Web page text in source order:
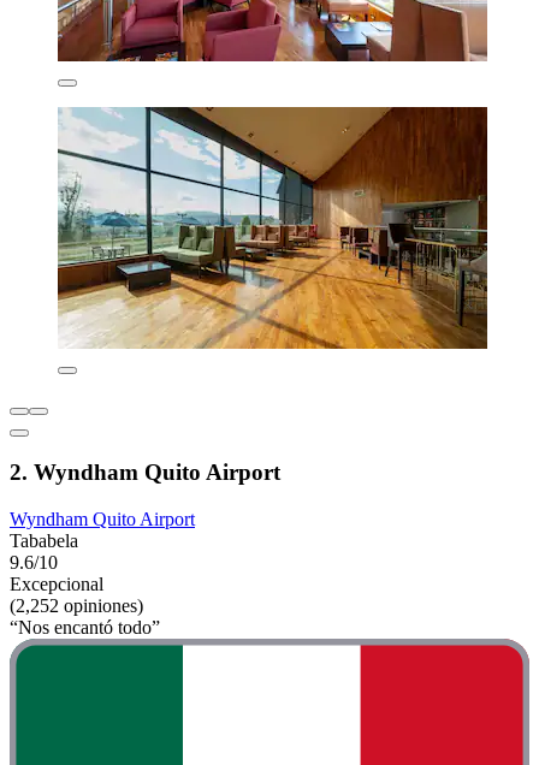
2. Wyndham Quito Airport
Wyndham Quito Airport
Tababela
9.6/10
Excepcional
(2,252 opiniones)
“Nos encantó todo”